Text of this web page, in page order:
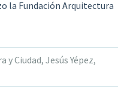
la Fundación Arquitectura
y Ciudad, Jesús Yépez,